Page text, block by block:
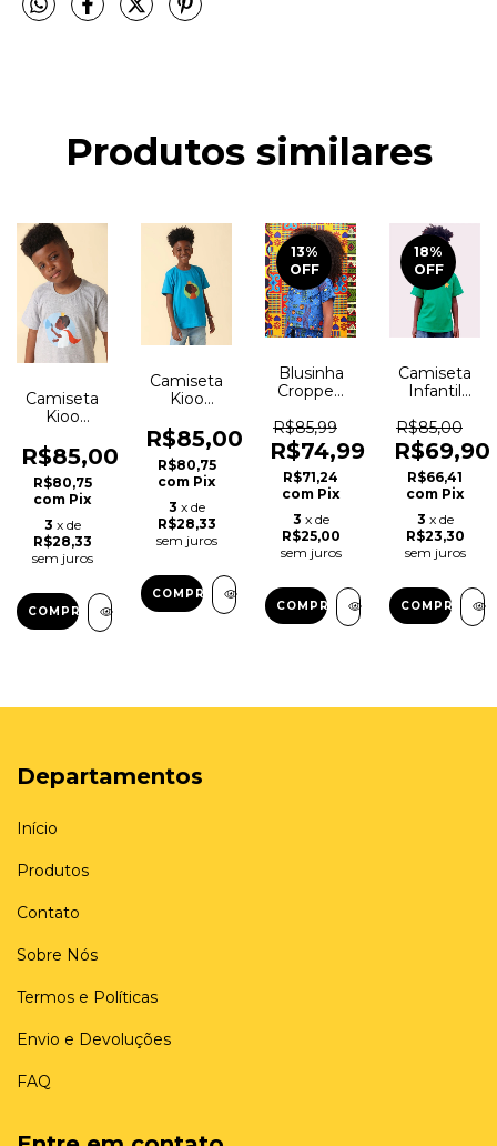
Produtos similares
Camiseta
Kioo
Bolha de
Sabão
(Infantil,
100%
algodão,
cor cinza)
R$85,00
R$80,75
com Pix
3 x de
R$28,33
sem juros
COMPRAR
Camiseta
Kioo
Menino
Príncipe
(Infantil,
100%
algodão,
azul)
R$85,00
R$80,75
com Pix
3 x de
R$28,33
sem juros
COMPRAR
13%
OFF
Blusinha
Cropped
Panos" -
Kioo
R$85,99
R$74,99
R$71,24
com Pix
3 x de
R$25,00
sem juros
COMPRAR
18%
OFF
Camiseta
Infantil
1990
Retrô -
Kioo 100%
Algodão
R$85,00
R$69,90
R$66,41
com Pix
3 x de
R$23,30
sem juros
COMPRAR
Departamentos
Início
Produtos
Contato
Sobre Nós
Termos e Políticas
Envio e Devoluções
FAQ